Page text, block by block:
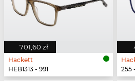
701,60 zł
Hackett
HEB1313 - 991
255